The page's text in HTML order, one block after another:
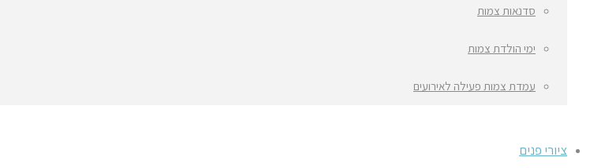
סדנאות צמות
ימי הולדת צמות
עמדת צמות פעילה לאירועים
ציורי פנים